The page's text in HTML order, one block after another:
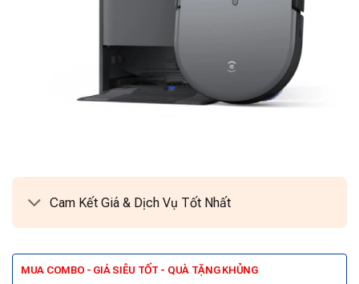
Cam Kết Giá & Dịch Vụ Tốt Nhất
MUA COMBO - GIÁ SIÊU TỐT - QUÀ TẶNG KHỦNG